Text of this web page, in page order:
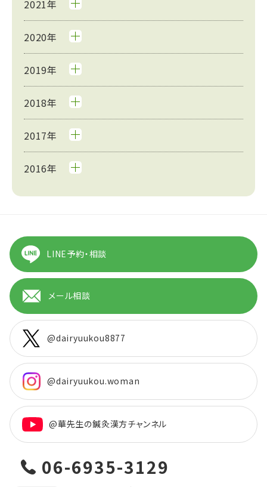
2021年
2020年
2019年
2018年
2017年
2016年
LINE予約・相談
メール相談
@dairyuukou8877
@dairyuukou.woman
@華先生の鍼灸漢方チャンネル
06-6935-3129